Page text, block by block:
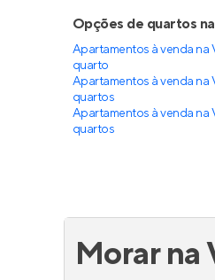
Upside View
Em construçãona
Paulo
42 a 92 m²
2 e 3